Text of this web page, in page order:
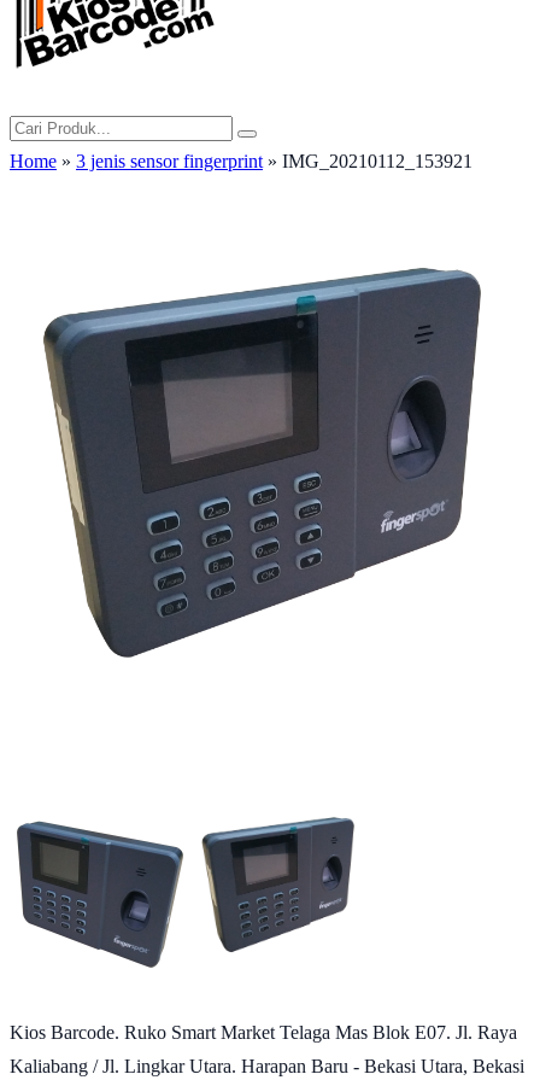
Home » 3 jenis sensor fingerprint » IMG_20210112_153921
Kios Barcode. Ruko Smart Market Telaga Mas Blok E07. Jl. Raya
Kaliabang / Jl. Lingkar Utara. Harapan Baru - Bekasi Utara, Bekasi